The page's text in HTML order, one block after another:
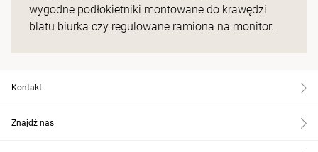
wygodne podłokietniki montowane do krawędzi
blatu biurka czy regulowane ramiona na monitor.
Kontakt
Znajdź nas